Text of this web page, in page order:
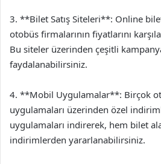
3. **Bilet Satış Siteleri**: Online
otobüs firmalarının fiyatlarını
Bu siteler üzerinden çeşitli
faydalanabilirsiniz.
4. **Mobil Uygulamalar**: Birçok
uygulamaları üzerinden özel
uygulamaları indirerek, hem bilet
indirimlerden yararlanabilirsiniz.